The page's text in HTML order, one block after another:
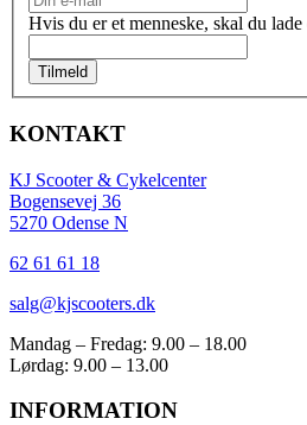
Hvis du er et menneske, skal du
Tilmeld
KONTAKT
KJ Scooter & Cykelcenter
Bogensevej 36
5270 Odense N
62 61 61 18
salg@kjscooters.dk
Mandag – Fredag: 9.00 – 18.00
Lørdag: 9.00 – 13.00
INFORMATION